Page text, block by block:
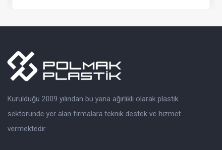
Kurulduğu 2009 yılından bu yana ağırlıklı olarak plastik
sektöründe yer alan firmalara teknik destek ve hizmet
vermektedir.